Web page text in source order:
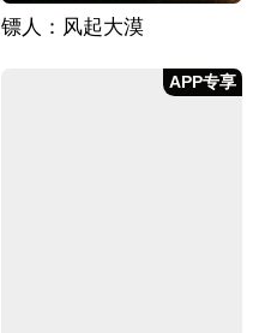
镖人：风起大漠
APP专享